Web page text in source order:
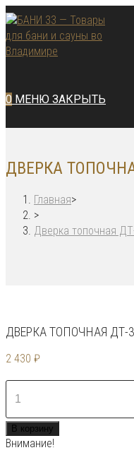
Перейти
к
содержимому
0 МЕНЮ ЗАКРЫТЬ
ДВЕРКА
Главная>
>
Дверка топочная
ДВЕРКА ТОПОЧНАЯ ДТ-
2 430 ₽
Количество
товара
Дверка
топочная
ДТ-3
В корзину
Внимание!